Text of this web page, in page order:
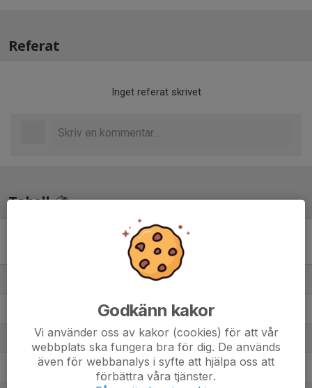
Referat
Inget referat skrivet
Tabell
SSL - Svenska Superligan
26
3. Växjö IBK 26 75
4. Pixbo IBK 26 63
Godkänn kakor
Vi använder oss av kakor (cookies) för att vår
webbplats ska fungera bra för dig. De används
även för webbanalys i syfte att hjälpa oss att
förbättra våra tjänster.